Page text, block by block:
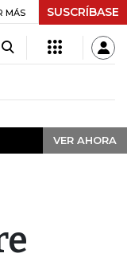
+$ 0,05 +0,01%
MÁS SUSCRÍBASE
VER AHORA
VER AHORA